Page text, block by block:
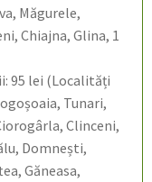
Măgurele,
Chiajna, Glina, 1
95 lei (Localități
Tunari,
Clinceni,
Domnești,
Găneasa,